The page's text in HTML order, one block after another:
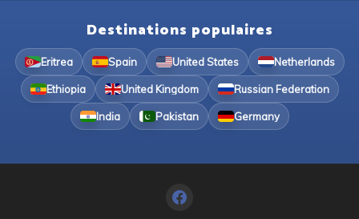
Destinations populaires
Eritrea Spain United States Netherlands
Ethiopia United Kingdom Russian Federation
India Pakistan Germany